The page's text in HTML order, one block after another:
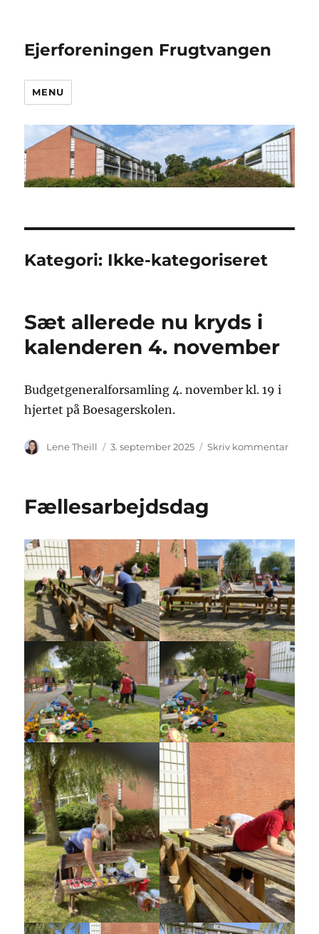
Ejerforeningen Frugtvangen
MENU
Kategori: Ikke-kategoriseret
Sæt allerede nu kryds i
kalenderen 4. november
Budgetgeneralforsamling 4. november kl. 19 i
hjertet på Boesagerskolen.
Forfatter
Lene Theill Udgivet
3. september 2025 Skriv kommentartil
4.
Fællesarbejdsdag